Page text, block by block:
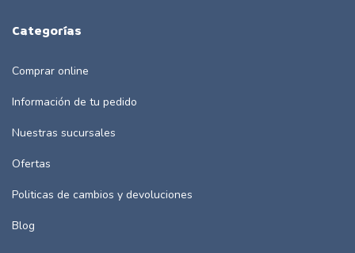
Categorías
Comprar online
Información de tu pedido
Nuestras sucursales
Ofertas
Politicas de cambios y devoluciones
Blog